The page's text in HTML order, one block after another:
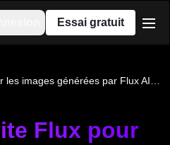
Essai gratuit
Flux pour